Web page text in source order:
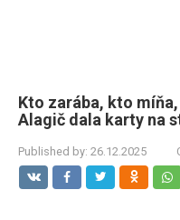
Kto zarába, kto
Alagič dala karty na
Published by: 26.12.2025